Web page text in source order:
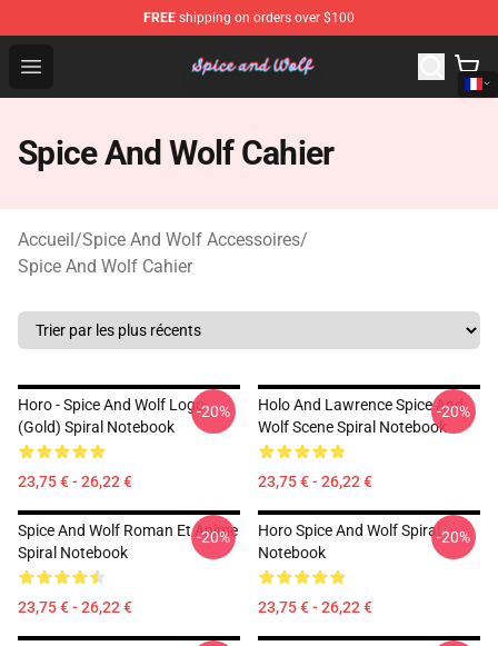
FREE shipping on orders over $100
Open menu
Spice And Wolf Store - Official Spice And Wolf
Spice And Wolf Cahier
Accueil/Spice And Wolf Accessoires/
Spice And Wolf Cahier
Horo - Spice And Wolf Logo
(Gold) Spiral Notebook
23,75 € - 26,22 €
-20%
Holo And Lawrence Spice And
Wolf Scene Spiral Notebook
23,75 € - 26,22 €
-20%
Spice And Wolf Roman Et Anime
Spiral Notebook
23,75 € - 26,22 €
-20%
Horo Spice And Wolf Spiral
Notebook
23,75 € - 26,22 €
-20%